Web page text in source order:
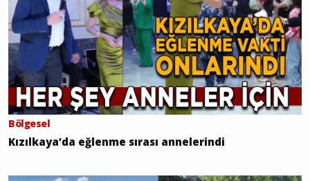
Bölgesel
Kızılkaya’da eğlenme sırası annelerindi